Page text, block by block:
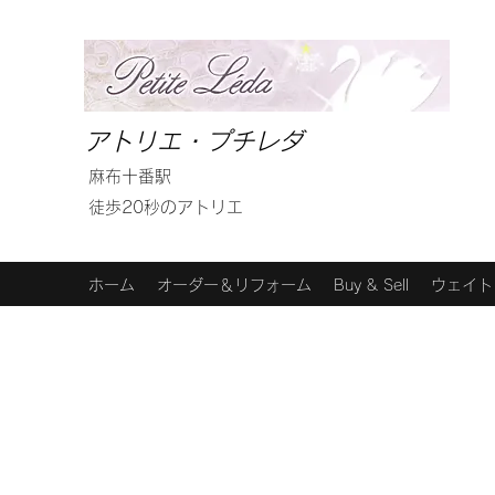
アトリエ・プチレダ
麻布十番駅
徒歩20秒のアトリエ
ホーム オーダー＆リフォーム Buy & Sell ウェイ